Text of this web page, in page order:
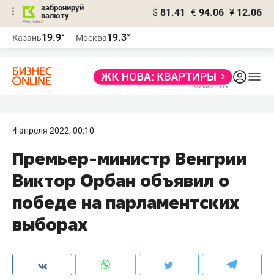
забронируй
валюту
$ 81.41 € 94.06 ¥ 12.06
Казань19.9° Москва19.3°
4 апреля 2022, 00:10
Премьер-министр Венгрии
Виктор Орбан объявил о
победе на парламентских
выборах